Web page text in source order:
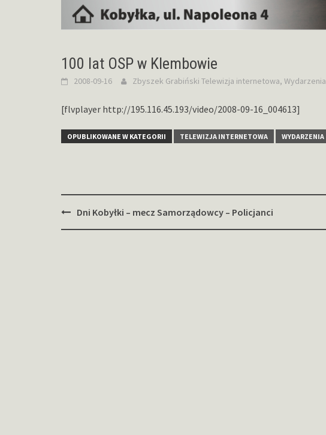
100 lat OSP w Klembowie
2008-09-16 Zbyszek Grabiński Telewizja internetowa, Wydarzenia
[flvplayer http://195.116.45.193/video/2008-09-16_004613]
OPUBLIKOWANE W KATEGORII TELEWIZJA INTERNETOWA WYDARZENIA
Zobacz
wpisy
Dni Kobyłki – mecz Samorządowcy – Policjanci